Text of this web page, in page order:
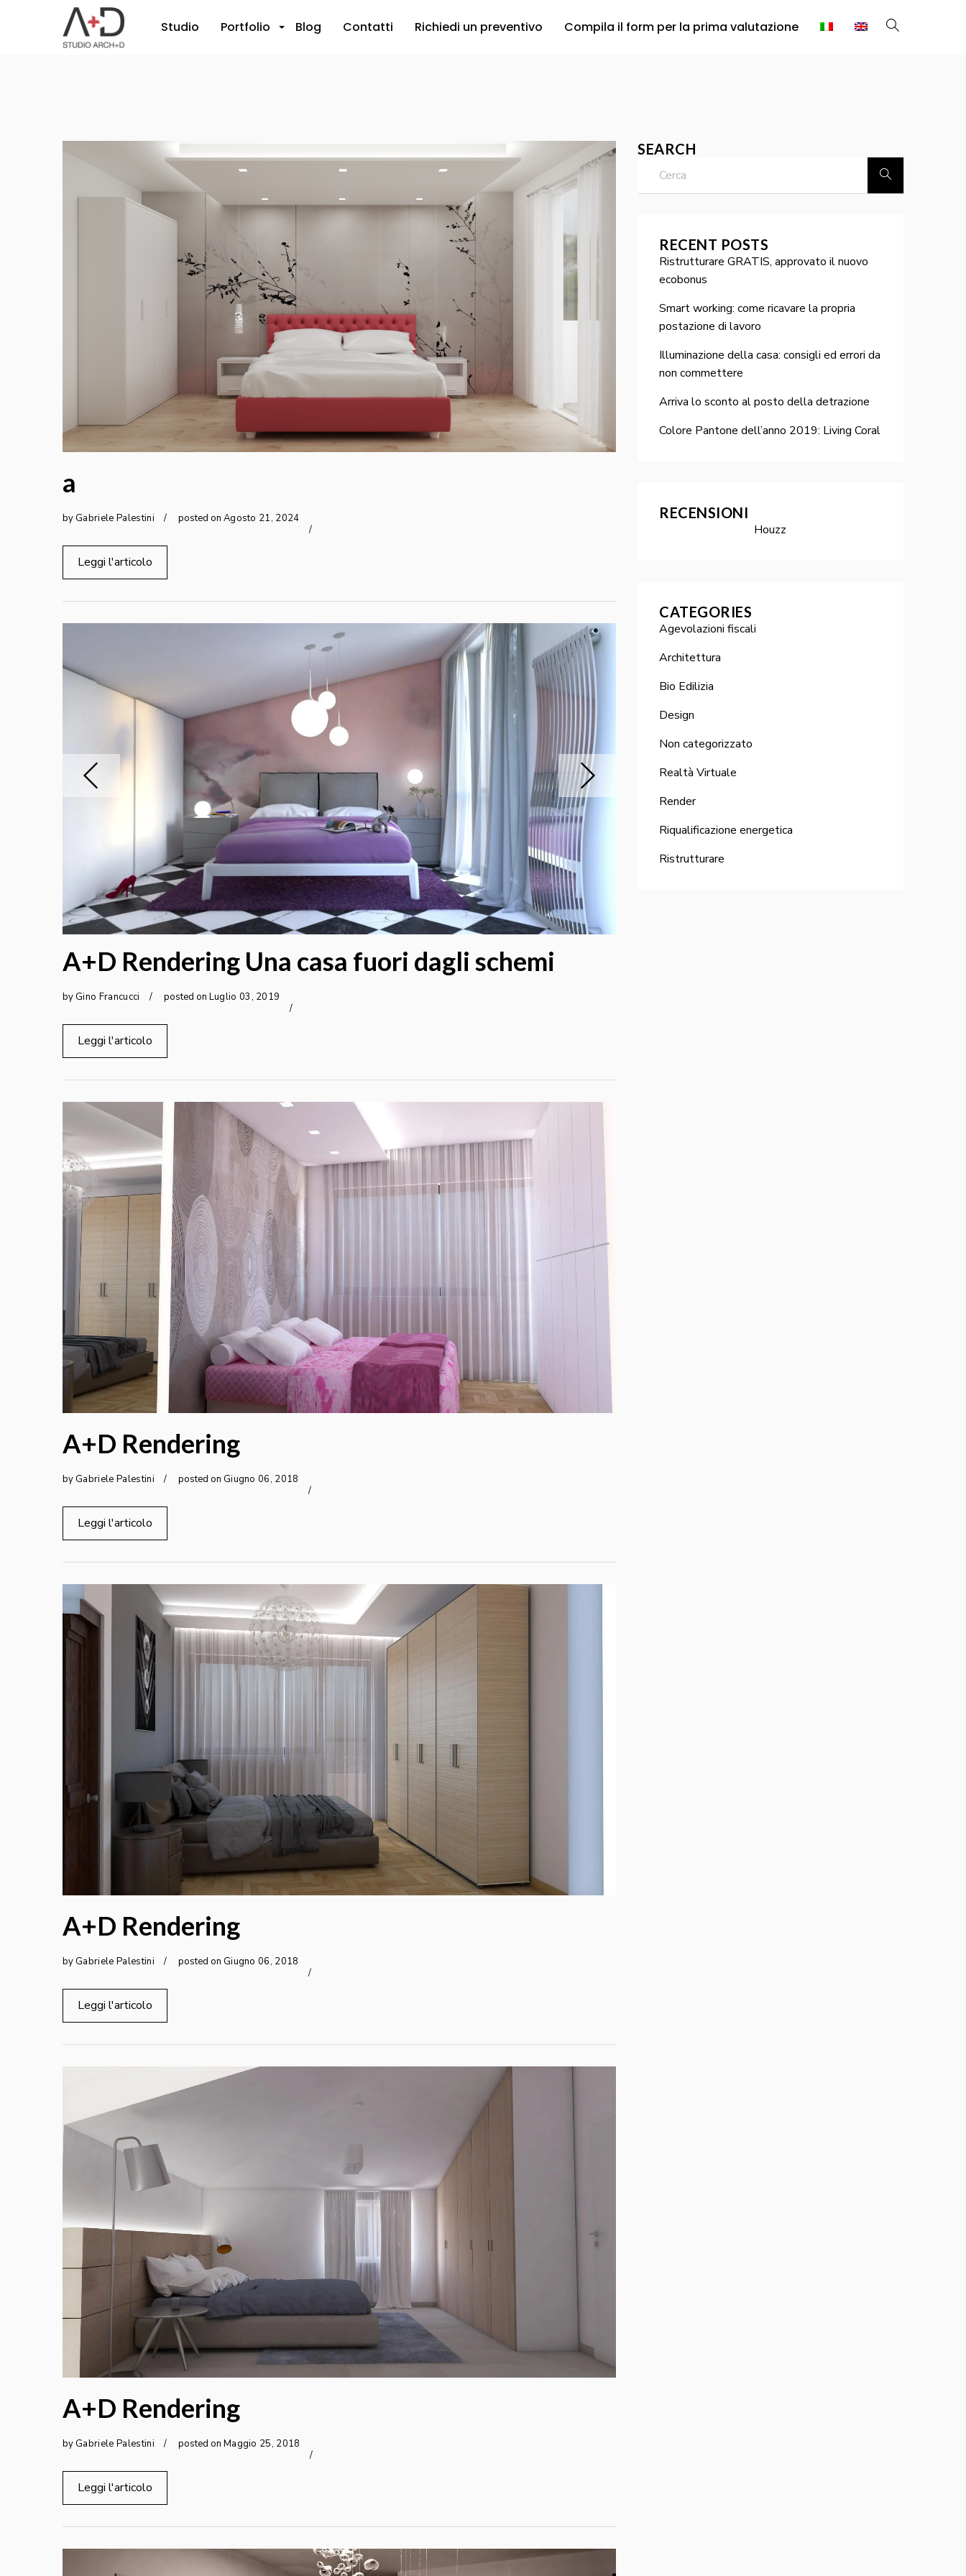
Studio Portfolio Blog Contatti Richiedi un preventivo Compila il form per la prima valutazione
a
by Gabriele Palestini posted on Agosto 21, 2024
Leggi l'articolo
A+D Rendering Una casa fuori dagli schemi
by Gino Francucci posted on Luglio 03, 2019
Leggi l'articolo
A+D Rendering
by Gabriele Palestini posted on Giugno 06, 2018
Leggi l'articolo
A+D Rendering
by Gabriele Palestini posted on Giugno 06, 2018
Leggi l'articolo
A+D Rendering
by Gabriele Palestini posted on Maggio 25, 2018
Leggi l'articolo
SEARCH
RECENT POSTS
Ristrutturare GRATIS, approvato il nuovo
ecobonus
Smart working: come ricavare la propria
postazione di lavoro
Illuminazione della casa: consigli ed errori da
non commettere
Arriva lo sconto al posto della detrazione
Colore Pantone dell’anno 2019: Living Coral
RECENSIONI
Houzz
CATEGORIES
Agevolazioni fiscali
Architettura
Bio Edilizia
Design
Non categorizzato
Realtà Virtuale
Render
Riqualificazione energetica
Ristrutturare